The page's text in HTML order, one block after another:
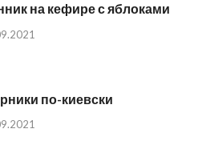
на кефире с яблоками
по-киевски